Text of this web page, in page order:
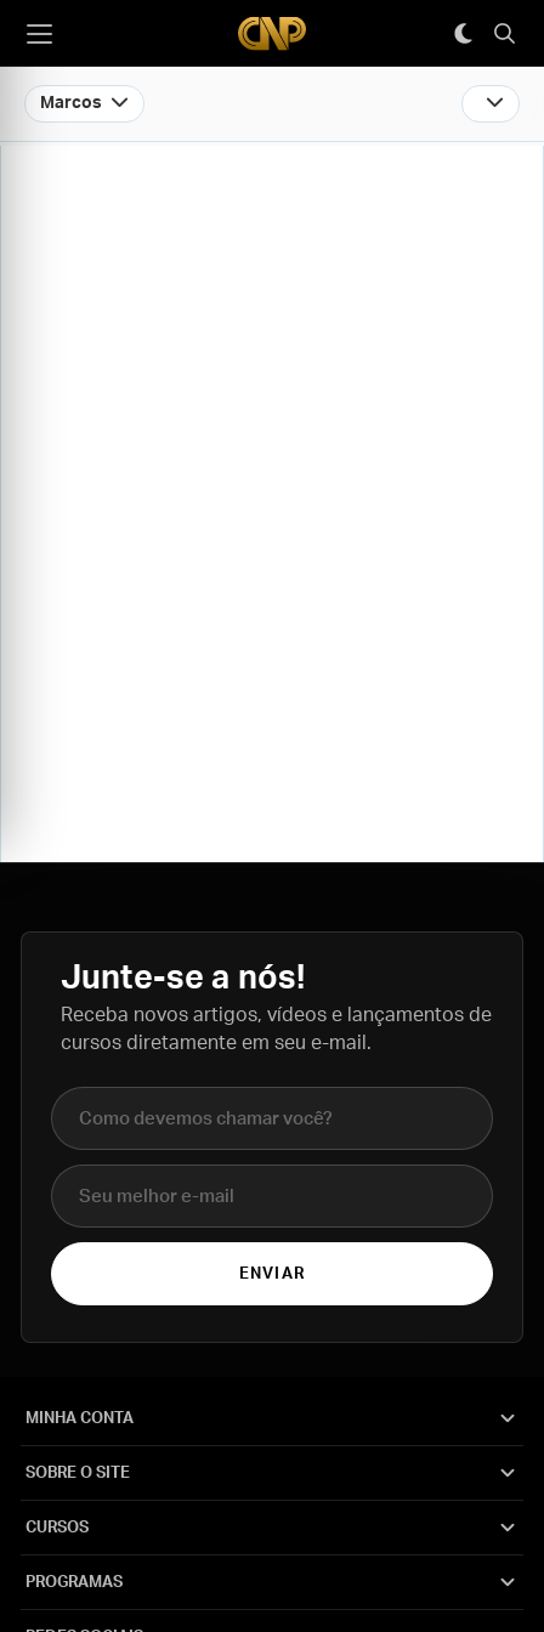
Marcos
Junte-se a nós!
Receba novos artigos, vídeos e lançamentos de
cursos diretamente em seu e-mail.
Nome completo
E-mail
ENVIAR
MINHA CONTA
SOBRE O SITE
CURSOS
PROGRAMAS